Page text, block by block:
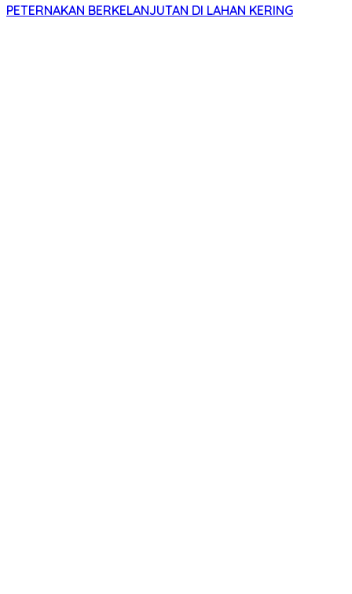
PETERNAKAN BERKELANJUTAN DI LAHAN KERING